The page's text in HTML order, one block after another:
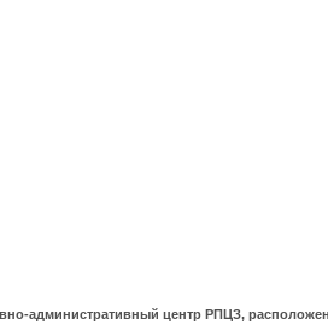
административный центр РПЦЗ,